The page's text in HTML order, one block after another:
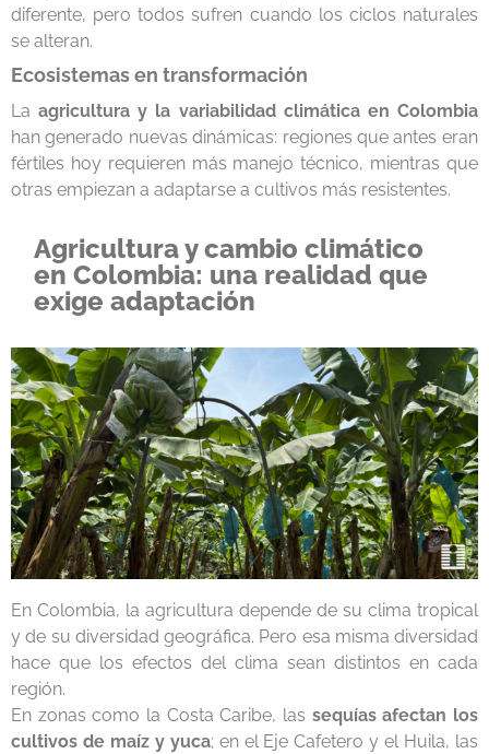
diferente, pero todos sufren cuando los ciclos naturales
se alteran.
Ecosistemas en transformación
Laagricultura y la variabilidad climática en Colombia
han generado nuevas dinámicas: regiones que antes eran
fértiles hoy requieren más manejo técnico, mientras que
otras empiezan a adaptarse a cultivos más resistentes.
Agricultura y cambio climático
en Colombia: una realidad que
exige adaptación
En Colombia, la agricultura depende de su clima tropical
y de su diversidad geográfica. Pero esa misma diversidad
hace que los efectos del clima sean distintos en cada
región.
En zonas como la Costa Caribe, las sequías afectan los
cultivos de maíz y yuca; en el Eje Cafetero y el Huila, las